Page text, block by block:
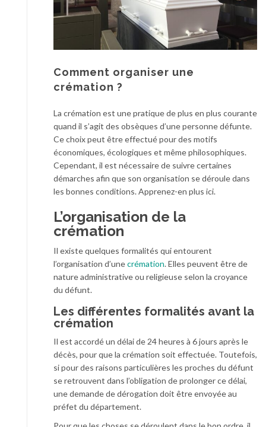
Comment organiser une
crémation ?
La crémation est une pratique de plus en plus courante
quand il s’agit des obsèques d’une personne défunte.
Ce choix peut être effectué pour des motifs
économiques, écologiques et même philosophiques.
Cependant, il est nécessaire de suivre certaines
démarches afin que son organisation se déroule dans
les bonnes conditions. Apprenez-en plus ici.
L’organisation de la
crémation
Il existe quelques formalités qui entourent
l’organisation d’unecrémation. Elles peuvent être de
nature administrative ou religieuse selon la croyance
du défunt.
Les différentes formalités avant la
crémation
Il est accordé un délai de 24 heures à 6 jours après le
décès, pour que la crémation soit effectuée. Toutefois,
si pour des raisons particulières les proches du défunt
se retrouvent dans l’obligation de prolonger ce délai,
une demande de dérogation doit être envoyée au
préfet du département.